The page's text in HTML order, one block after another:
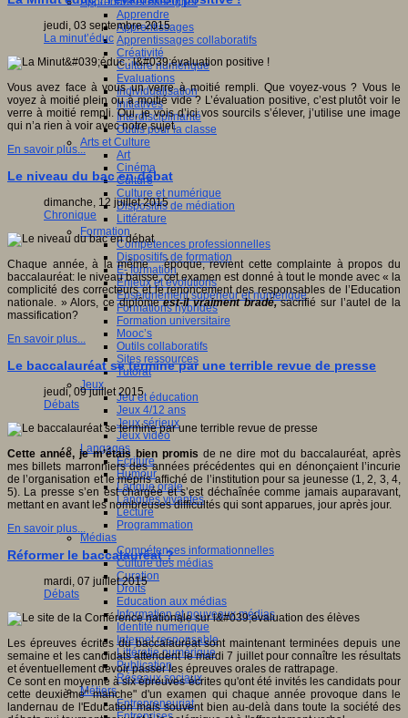
Apprendre
Apprentissages
Apprentissages collaboratifs
Créativité
Culture numérique
Evaluations
Individualisation
Initiatives
Interdisciplinarité
Outils pour la classe
Arts et Culture
Art
Cinéma
Culture
Culture et numérique
Dispositifs de médiation
Littérature
Formation
Compétences professionnelles
Dispositifs de formation
E- formation
Enjeux et évolutions
Enseignement supérieur et numérique
Formations hybrides
Formation universitaire
Mooc’s
Outils collaboratifs
Sites ressources
Tutorat
Jeux
Jeu et éducation
Jeux 4/12 ans
Jeux sérieux
Jeux vidéo
Langages
Ecriture
Humour
Langue orale
Langues vivantes
Lecture
Programmation
Médias
Compétences informationnelles
Culture des médias
Curation
Droits
Education aux médias
Information et nouveaux médias
Identité numérique
Internet responsable
Littératie numérique
Publication
Réseaux sociaux
Métiers
Entrepreneuriat
jeudi, 03 septembre 2015
La minut’éduc
Vous avez face à vous un verre à moitié rempli. Que voyez-vous ? Vous le
voyez à moitié plein ou à moitié vide ? L’évaluation positive, c’est plutôt voir le
verre à moitié rempli. Oui, je vois d’ici vos sourcils s’élever, j’utilise une image
qui n’a rien à voir avec notre sujet.
En savoir plus...
Le niveau du bac en débat
dimanche, 12 juillet 2015
Chronique
Chaque année, à la même époque, revient cette complainte à propos du
baccalauréat: le niveau baisse, cet examen est donné à tout le monde avec « la
complicité des correcteurs et le renoncement des responsables de l’Education
nationale. » Alors, ce diplômeest-il vraiment bradé,sacrifié sur l’autel de la
massification?
En savoir plus...
Le baccalauréat se termine par une terrible revue de presse
jeudi, 09 juillet 2015
Débats
Cette année, je m’étais bien promis de ne dire mot du baccalauréat, après
mes billets marronniers des années précédentes qui en dénonçaient l’incurie
de l’organisation et le mépris affiché de l’institution pour sa jeunesse (1, 2, 3, 4,
5). La presse s’en est chargée et s’est déchaînée comme jamais auparavant,
mettant en avant les nombreuses difficultés qui sont apparues, jour après jour.
En savoir plus...
Réformer le baccalauréat ?
mardi, 07 juillet 2015
Débats
Les épreuves écrites du baccalauréat sont maintenant terminées depuis une
semaine et les candidats attendent le mardi 7 juillet pour connaître les résultats
et éventuellement devoir passer les épreuves orales de rattrapage.
Ce sont en moyenne à six épreuves écrites qu'ont été invités les candidats pour
cette deuxième" manche" d'un examen qui chaque année provoque dans le
landernau de l'Education mais souvent bien au-delà dans toute la société des